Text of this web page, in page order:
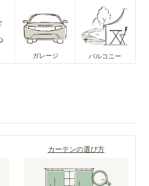
ガレージ バルコニー
カーテンの選び方